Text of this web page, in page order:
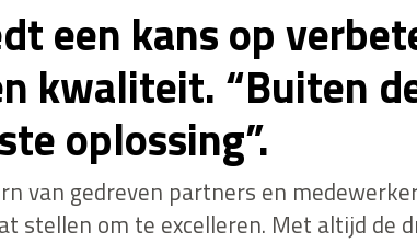
een kans op
kwaliteit. “Buiten
oplossing”.
van gedreven partners en
stellen om te excelleren. Met altijd de